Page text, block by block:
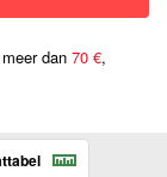
dan 70 €,